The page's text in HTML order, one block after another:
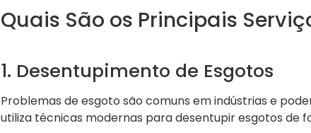
Quais São os Principais
1. Desentupimento de Esgotos
Problemas de esgoto são comuns em indústrias e
utiliza técnicas modernas para desentupir esgotos de